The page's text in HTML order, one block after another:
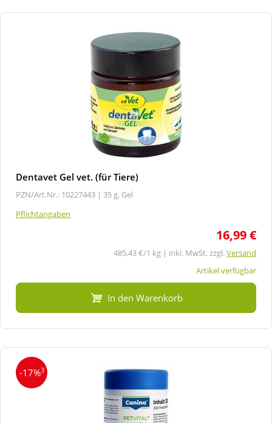
Dentavet Gel vet. (für Tiere)
PZN/Art.Nr.: 10227443 | 35 g, Gel
Pflichtangaben
16,99 €
485,43 €/1 kg | inkl. MwSt. zzgl.Versand
Artikel verfügbar
In den Warenkorb
-17%3